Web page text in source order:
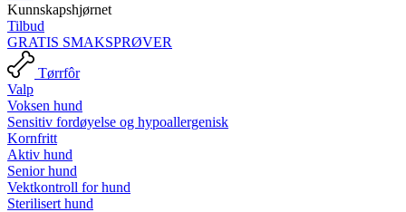
Kunnskapshjørnet
Tilbud
GRATIS SMAKSPRØVER
Tørrfôr
Valp
Voksen hund
Sensitiv fordøyelse og hypoallergenisk
Kornfritt
Aktiv hund
Senior hund
Vektkontroll for hund
Sterilisert hund